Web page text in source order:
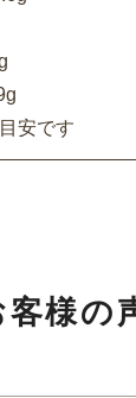
安です
客様の